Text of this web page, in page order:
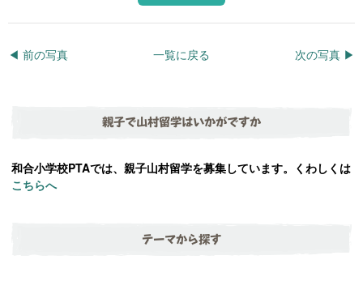
◀︎ 前の写真 次の写真 ▶︎
一覧に戻る
親子で山村留学はいかがですか
和合小学校PTAでは、親子山村留学を募集しています。くわしくは
こちらへ
テーマから探す